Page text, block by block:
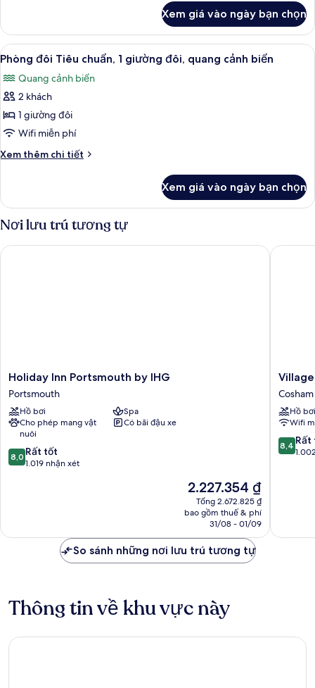
biển
Phòng
Suite
Junior,
quang
cảnh
biển
Xem giá vào ngày bạn chọn
Xem
tất
cả
ảnh
Phòng
đôi
Tiêu
chuẩn,
giường
đôi,
quang
cảnh
Phòng đôi Tiêu chuẩn, 1 giường
1
Phòng đôi Tiêu chuẩn, 1 giường đôi, quang cảnh biển
Quang cảnh biển
2 khách
1 giường đôi
Wifi miễn phí
Xem thêm chi tiết
Chi
Phòng
đôi
Tiêu
chuẩn,
1
Xem giá vào ngày bạn chọn
Nơi lưu trú tương tự
Holiday
Inn
Portsmouth
by
IHG
Portsmouth
Holiday Inn Portsmouth by IHG
Portsmouth
Hồ bơi
Spa
Cho phép mang vật
nuôi
Có bãi đậu xe
8.0
trên
xét
8,0 Rất tốt
1.019 nhận xét
Giá
hiện
tại
2.227.354 ₫
2.227.354 ₫
Tổng 2.672.825 ₫
bao gồm thuế & phí
31/08 - 01/09
Holiday Inn Portsmouth by IHG
Village
Hotel
Cosham
Cosham
Hồ bơi
Wifi
8.4
trên
8,4 Rất
Village
So sánh những nơi lưu trú tương tự
Thông tin về khu vực này